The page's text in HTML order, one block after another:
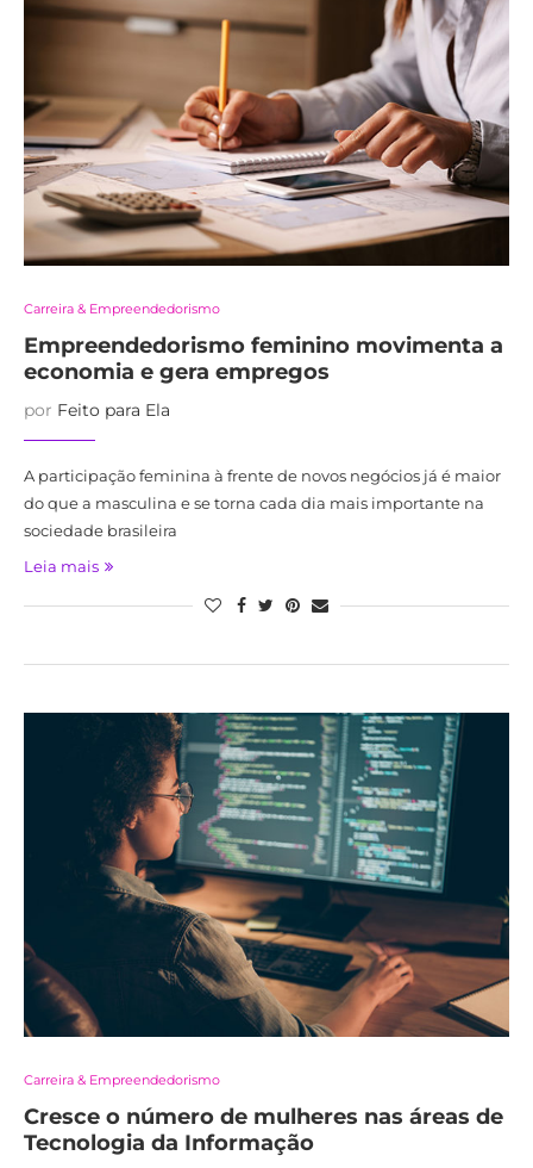
Carreira & Empreendedorismo
Empreendedorismo feminino movimenta a
economia e gera empregos
por Feito para Ela
A participação feminina à frente de novos negócios já é maior
do que a masculina e se torna cada dia mais importante na
sociedade brasileira
Leia mais
Carreira & Empreendedorismo
Cresce o número de mulheres nas áreas de
Tecnologia da Informação